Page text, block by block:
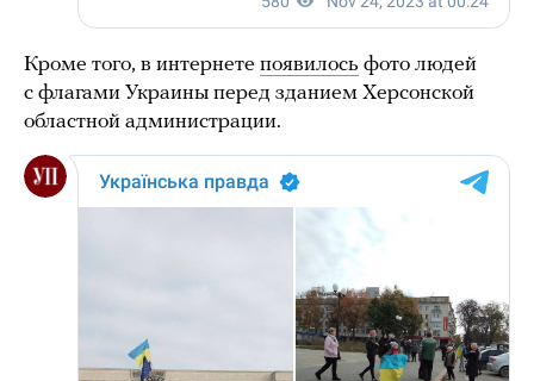
Кроме того, в интернете появилось фото людей
с флагами Украины перед зданием Херсонской
областной администрации.